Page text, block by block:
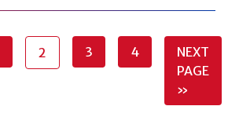
2 3 4
NEXT
PAGE
»